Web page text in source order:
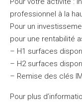
professionnel à la
Pour un
pour une rentabilité
– H1 surfaces
– H2 surfaces
– Remise des clés
Pour plus